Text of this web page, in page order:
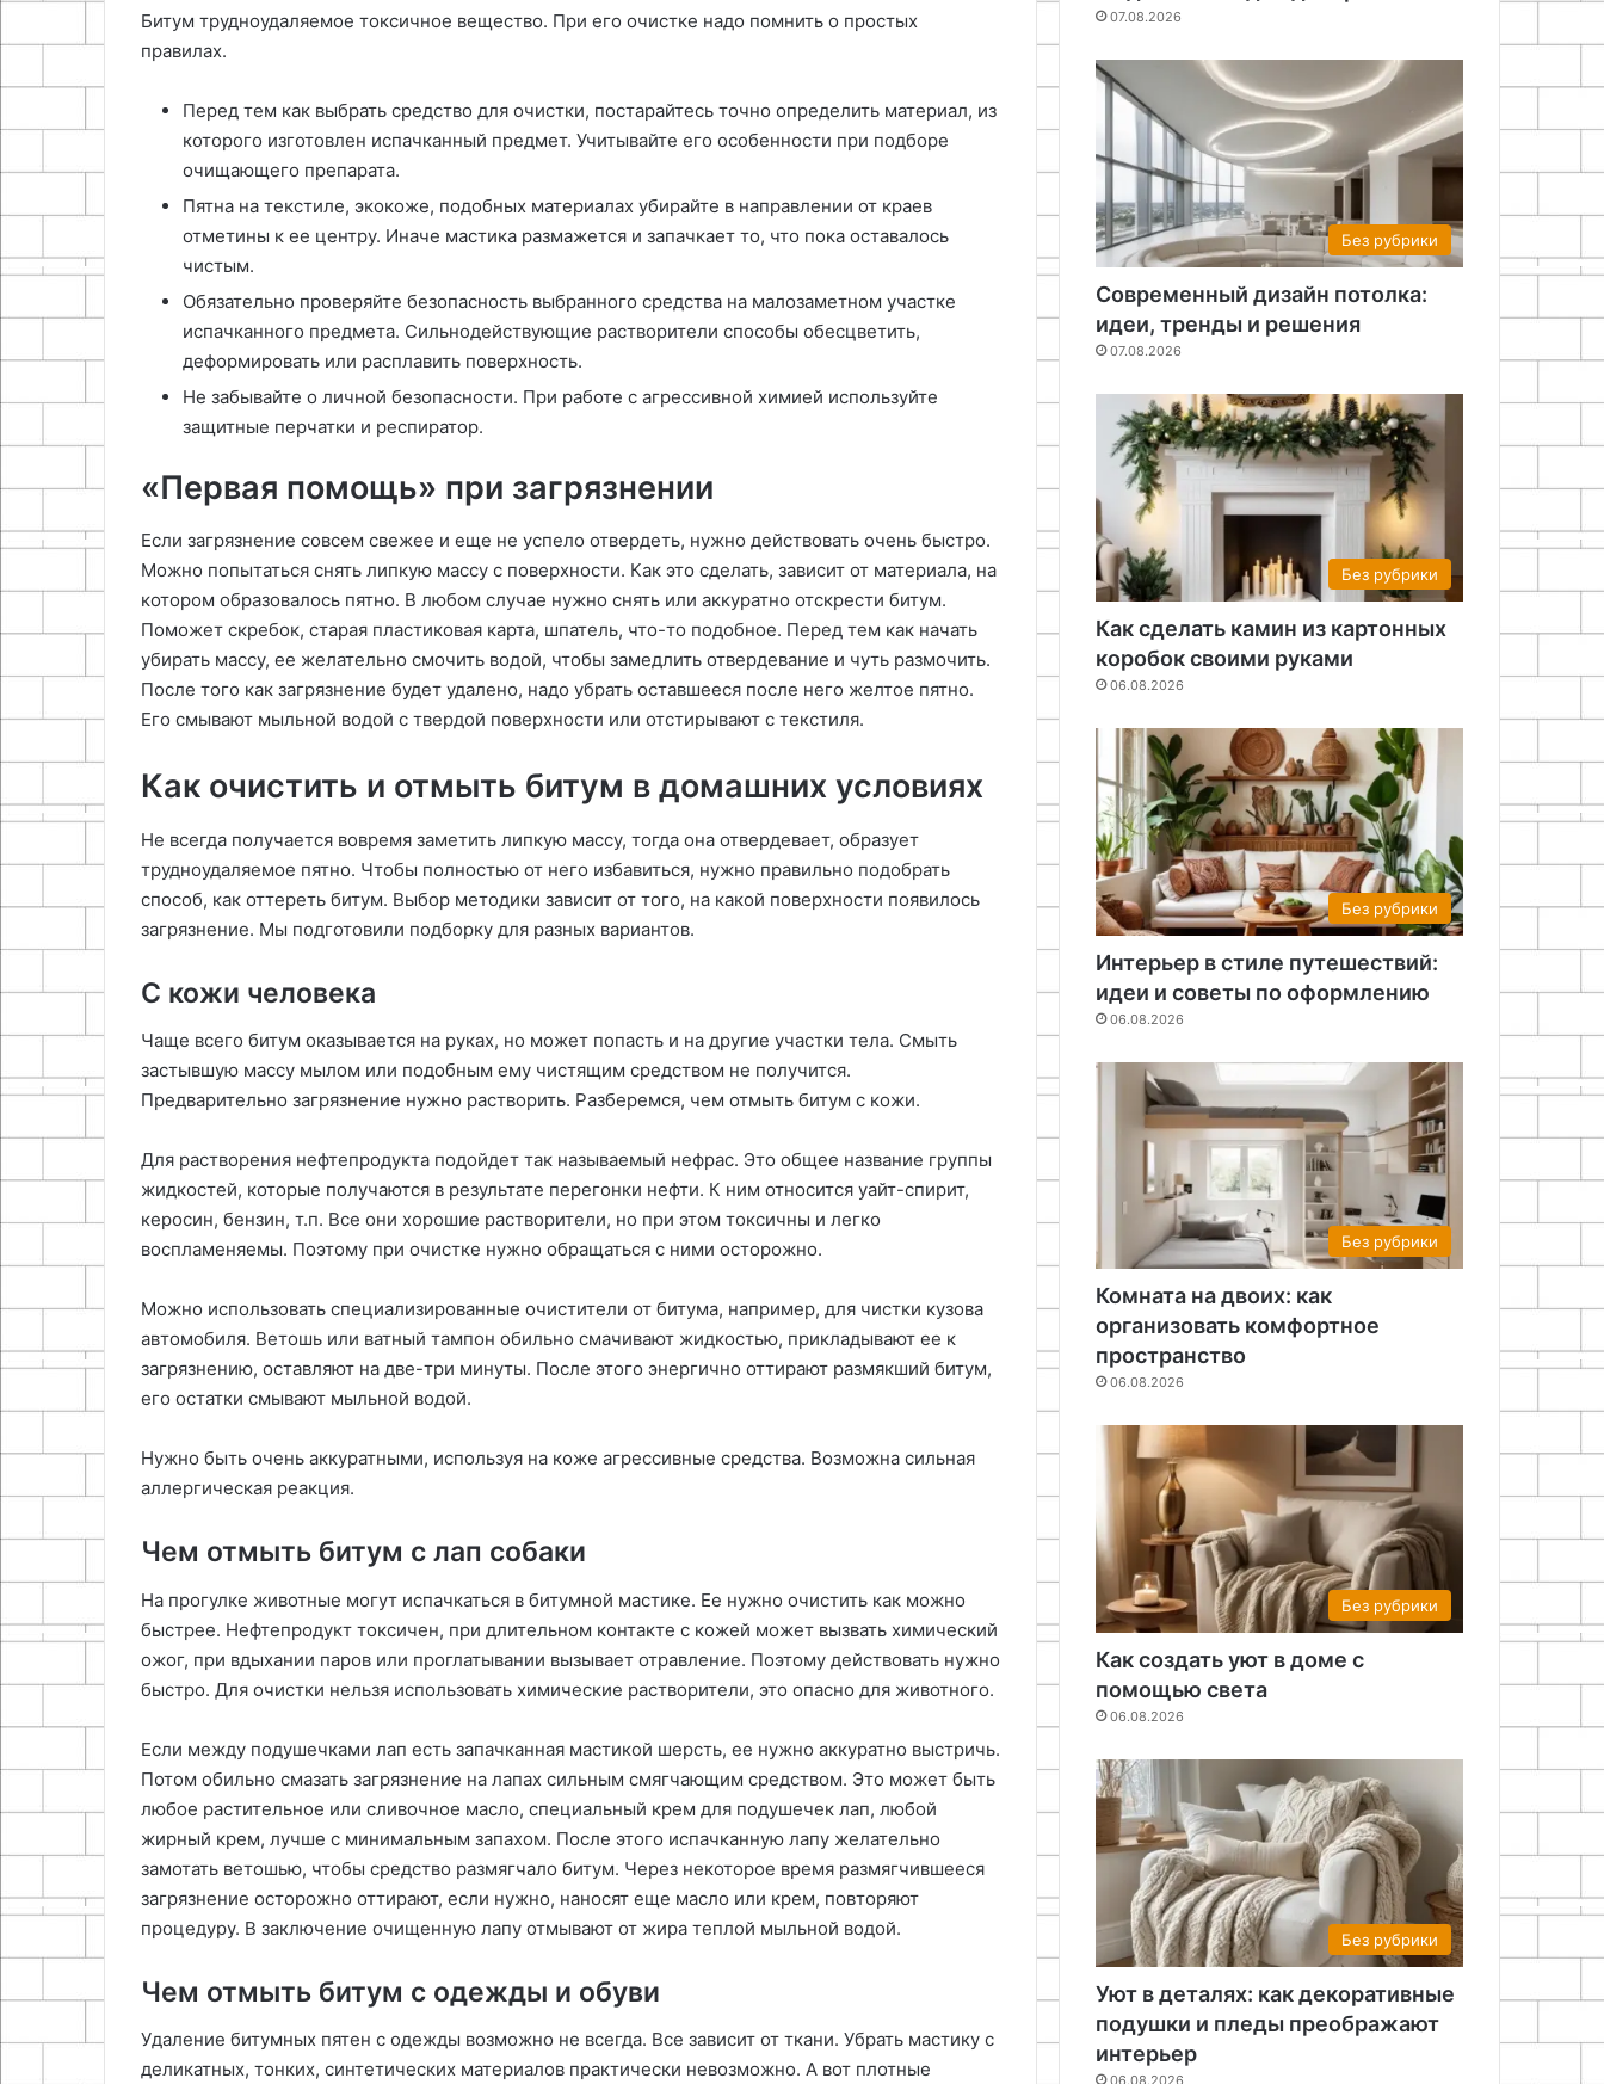
Битум трудноудаляемое токсичное вещество. При его очистке надо помнить о простых
правилах.
Перед тем как выбрать средство для очистки, постарайтесь точно определить материал, из
которого изготовлен испачканный предмет. Учитывайте его особенности при подборе
очищающего препарата.
Пятна на текстиле, экокоже, подобных материалах убирайте в направлении от краев
отметины к ее центру. Иначе мастика размажется и запачкает то, что пока оставалось
чистым.
Обязательно проверяйте безопасность выбранного средства на малозаметном участке
испачканного предмета. Сильнодействующие растворители способы обесцветить,
деформировать или расплавить поверхность.
Не забывайте о личной безопасности. При работе с агрессивной химией используйте
защитные перчатки и респиратор.
«Первая помощь» при загрязнении
Если загрязнение совсем свежее и еще не успело отвердеть, нужно действовать очень быстро.
Можно попытаться снять липкую массу с поверхности. Как это сделать, зависит от материала, на
котором образовалось пятно. В любом случае нужно снять или аккуратно отскрести битум.
Поможет скребок, старая пластиковая карта, шпатель, что-то подобное. Перед тем как начать
убирать массу, ее желательно смочить водой, чтобы замедлить отвердевание и чуть размочить.
После того как загрязнение будет удалено, надо убрать оставшееся после него желтое пятно.
Его смывают мыльной водой с твердой поверхности или отстирывают с текстиля.
Как очистить и отмыть битум в домашних условиях
Не всегда получается вовремя заметить липкую массу, тогда она отвердевает, образует
трудноудаляемое пятно. Чтобы полностью от него избавиться, нужно правильно подобрать
способ, как оттереть битум. Выбор методики зависит от того, на какой поверхности появилось
загрязнение. Мы подготовили подборку для разных вариантов.
С кожи человека
Чаще всего битум оказывается на руках, но может попасть и на другие участки тела. Смыть
застывшую массу мылом или подобным ему чистящим средством не получится.
Предварительно загрязнение нужно растворить. Разберемся, чем отмыть битум с кожи.
Для растворения нефтепродукта подойдет так называемый нефрас. Это общее название группы
жидкостей, которые получаются в результате перегонки нефти. К ним относится уайт-спирит,
керосин, бензин, т.п. Все они хорошие растворители, но при этом токсичны и легко
воспламеняемы. Поэтому при очистке нужно обращаться с ними осторожно.
Можно использовать специализированные очистители от битума, например, для чистки кузова
автомобиля. Ветошь или ватный тампон обильно смачивают жидкостью, прикладывают ее к
загрязнению, оставляют на две-три минуты. После этого энергично оттирают размякший битум,
его остатки смывают мыльной водой.
Нужно быть очень аккуратными, используя на коже агрессивные средства. Возможна сильная
аллергическая реакция.
Чем отмыть битум с лап собаки
На прогулке животные могут испачкаться в битумной мастике. Ее нужно очистить как можно
быстрее. Нефтепродукт токсичен, при длительном контакте с кожей может вызвать химический
ожог, при вдыхании паров или проглатывании вызывает отравление. Поэтому действовать нужно
быстро. Для очистки нельзя использовать химические растворители, это опасно для животного.
Если между подушечками лап есть запачканная мастикой шерсть, ее нужно аккуратно выстричь.
Потом обильно смазать загрязнение на лапах сильным смягчающим средством. Это может быть
любое растительное или сливочное масло, специальный крем для подушечек лап, любой
жирный крем, лучше с минимальным запахом. После этого испачканную лапу желательно
замотать ветошью, чтобы средство размягчало битум. Через некоторое время размягчившееся
загрязнение осторожно оттирают, если нужно, наносят еще масло или крем, повторяют
процедуру. В заключение очищенную лапу отмывают от жира теплой мыльной водой.
Чем отмыть битум с одежды и обуви
Удаление битумных пятен с одежды возможно не всегда. Все зависит от ткани. Убрать мастику с
деликатных, тонких, синтетических материалов практически невозможно. А вот плотные
07.08.2026
Без рубрики
Современный дизайн потолка:
идеи, тренды и решения
07.08.2026
Без рубрики
Как сделать камин из картонных
коробок своими руками
06.08.2026
Без рубрики
Интерьер в стиле путешествий:
идеи и советы по оформлению
06.08.2026
Без рубрики
Комната на двоих: как
организовать комфортное
пространство
06.08.2026
Без рубрики
Как создать уют в доме с
помощью света
06.08.2026
Без рубрики
Уют в деталях: как декоративные
подушки и пледы преображают
интерьер
06.08.2026